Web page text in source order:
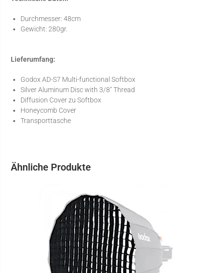
Durchmesser: 48cm
Gewicht: 280gr.
Lieferumfang:
Godox AD-S7 Multi-functional Softbox
Silver Aluminum Disc with 3/8″ Thread
Diffusion Cover zu Softbox
Honeycomb Cover
Transporttasche
Ähnliche Produkte